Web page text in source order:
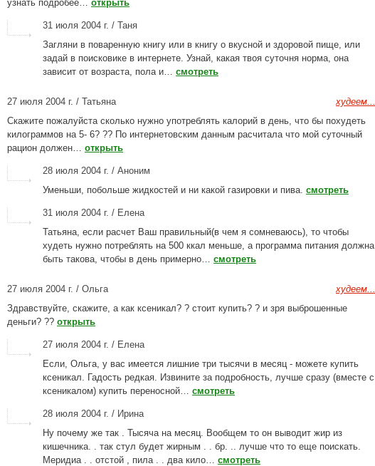
узнать подробее… открыть
31 июля 2004 г. / Таня
Загляни в поваренную книгу или в книгу о вкусной и здоровой пище, или
задай в поисковике в интернете. Узнай, какая твоя суточня норма, она
зависит от возраста, пола и… смотреть
худеем...
27 июля 2004 г. / Татьяна
Скажите пожалуйста сколько нужно употреблять калорий в день, что бы похудеть
килограммов на 5- 6? ?? По интернетовским данным расчитала что мой суточный
рацион должен… открыть
28 июля 2004 г. / Аноним
Уменьши, побольше жидкостей и ни какой газировки и пива. смотреть
31 июля 2004 г. / Елена
Татьяна, если расчет Ваш правильный(в чем я сомневаюсь), то чтобы
худеть нужно потреблять на 500 ккал меньше, а программа питания должна
быть такова, чтобы в день примерно… смотреть
худеем...
27 июля 2004 г. / Ольга
Здравствуйте, скажите, а как ксеникал? ? стоит купить? ? и зря выброшенные
деньги? ?? открыть
27 июля 2004 г. / Елена
Если, Ольга, у вас имеется лишние три тысячи в месяц - можете купить
ксеникал. Гадость редкая. Извините за подробность, лучше сразу (вместе с
ксеникалом) купить переносной… смотреть
28 июля 2004 г. / Ирина
Ну почему же так . Тысяча на месяц. Вообщем то он выводит жир из
кишечника. . так стул будет жирным . . бр. .. лучше что то еще поискать.
Меридиа . . отстой , пила . . два кило… смотреть